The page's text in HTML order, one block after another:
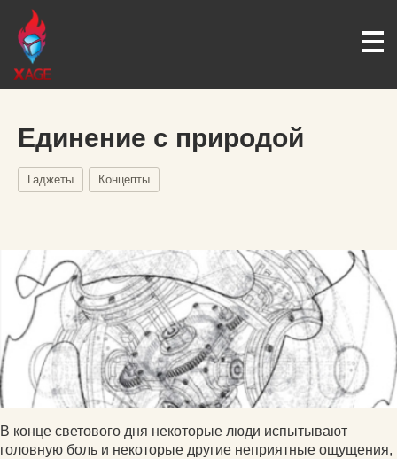
Единение с природой
Гаджеты Концепты
В конце светового дня некоторые люди испытывают
головную боль и некоторые другие неприятные ощущения,